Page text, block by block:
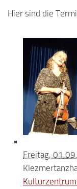
Hier sind die
Freitag,